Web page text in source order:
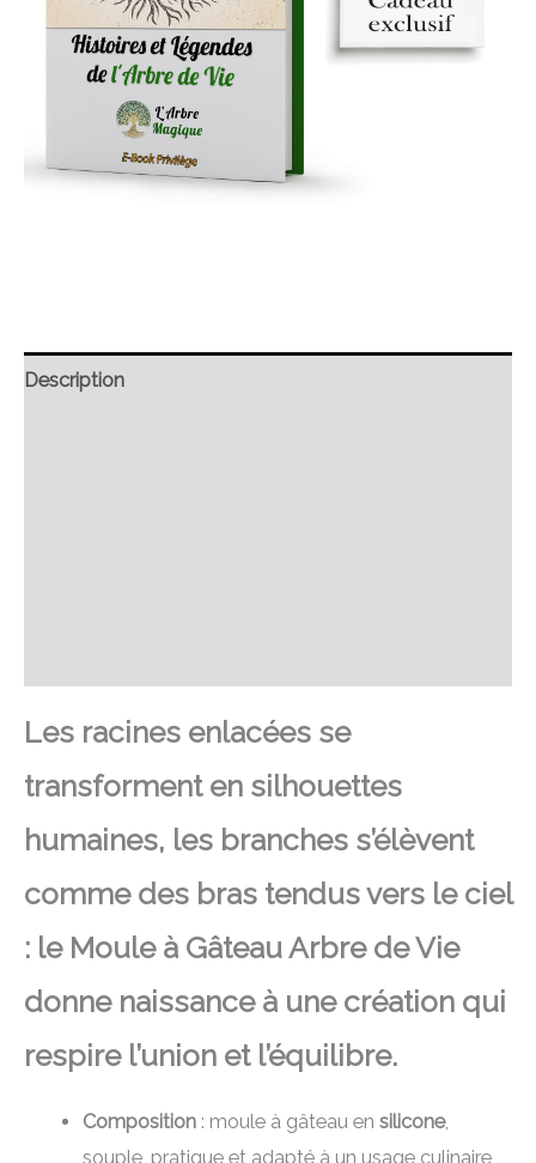
Description
Les racines enlacées se
transforment en silhouettes
humaines, les branches s’élèvent
comme des bras tendus vers le ciel
: le Moule à Gâteau Arbre de Vie
donne naissance à une création qui
respire l’union et l’équilibre.
Composition : moule à gâteau ensilicone,
souple, pratique et adapté à un usage culinaire